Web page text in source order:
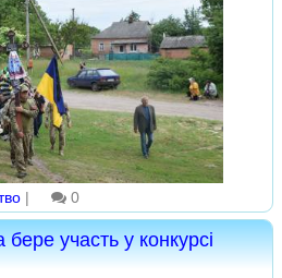
| 0
участь у конкурсі